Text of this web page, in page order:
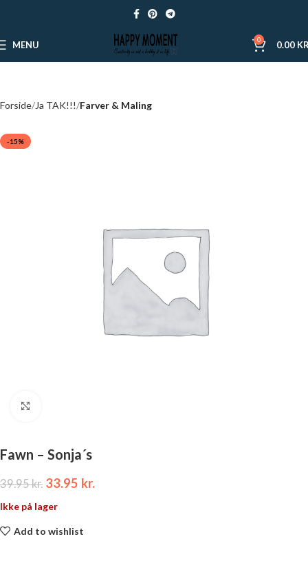
MENU 0 0.00
Forside Ja TAK!!! Farver & Maling
-15%
Fawn – Sonja´s
39.95kr. 33.95 kr.
Ikke på lager
Add to wishlist